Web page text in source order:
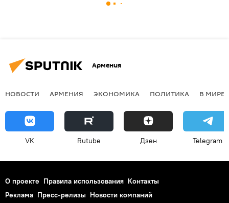
Армения
НОВОСТИ АРМЕНИЯ ЭКОНОМИКА ПОЛИТИКА В МИРЕ
VK Rutube Дзен Telegram
О проекте Правила использования Контакты
Реклама Пресс-релизы Новости компаний